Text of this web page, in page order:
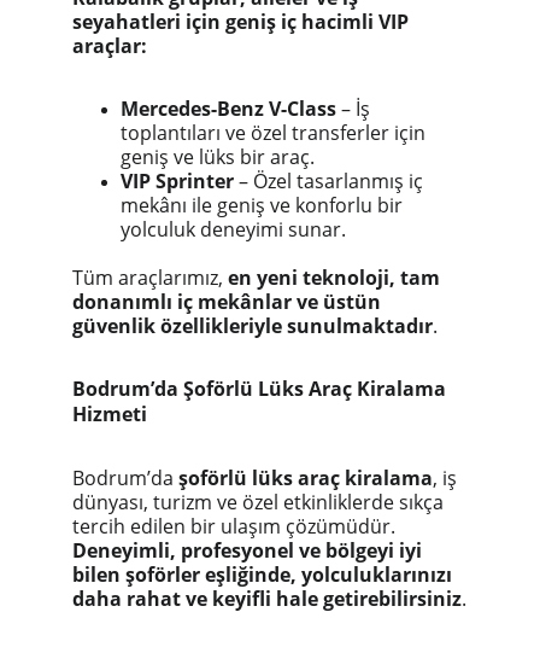
seyahatleri için geniş iç hacimli VIP
araçlar:
Mercedes-Benz V-Class– İş
toplantıları ve özel transferler için
geniş ve lüks bir araç.
VIP Sprinter– Özel tasarlanmış iç
mekânı ile geniş ve konforlu bir
yolculuk deneyimi sunar.
Tüm araçlarımız, en yeni teknoloji, tam
donanımlı iç mekânlar ve üstün
güvenlik özellikleriyle sunulmaktadır.
Bodrum’da Şoförlü Lüks Araç Kiralama
Hizmeti
Bodrum’da şoförlü lüks araç kiralama, iş
dünyası, turizm ve özel etkinliklerde sıkça
tercih edilen bir ulaşım çözümüdür.
Deneyimli, profesyonel ve bölgeyi iyi
bilen şoförler eşliğinde, yolculuklarınızı
daha rahat ve keyifli hale getirebilirsiniz.